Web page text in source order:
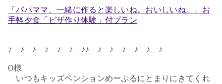
「パパママ、一緒に作ると楽しいね。おいしいね。」お
手軽夕食「ピザ作り体験」付プラン
♪ ♪ ♪ ♪ ♪ ♪ ♪♪ ♪ ♪ ♪ ♪ ♪ ♪
O様
いつもキッズペンションめーぷるにとまりにきてくれ